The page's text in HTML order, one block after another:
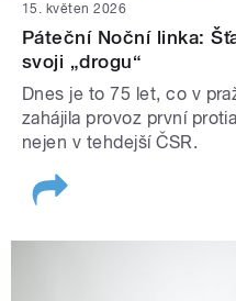
15. květen 2026
Páteční Noční linka:
svoji „drogu“
Dnes je to 75 let, co v
zahájila provoz první
nejen v tehdejší ČSR.